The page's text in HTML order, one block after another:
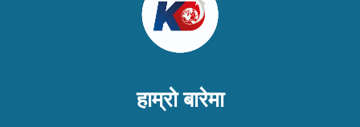
हाम्रो बारेमा